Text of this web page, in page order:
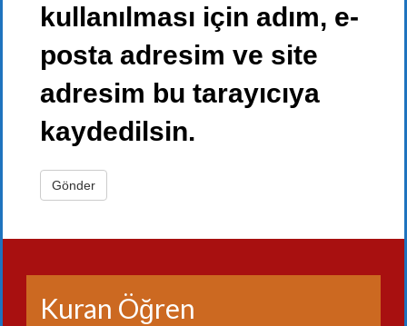
kullanılması için adım, e-
posta adresim ve site
adresim bu tarayıcıya
kaydedilsin.
Kuran Öğren